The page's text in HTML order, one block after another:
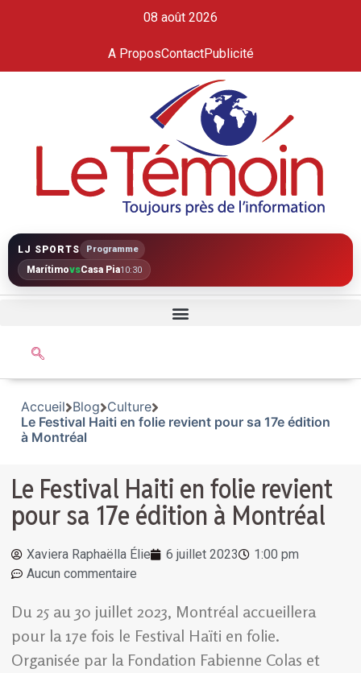
08 août 2026
A ProposContactPublicité
LJ SPORTS Programme
MarítimovsCasa Pia10:30
Accueil Blog Culture
Le Festival Haiti en folie revient pour sa 17e édition
à Montréal
Le Festival Haiti en folie revient
pour sa 17e édition à Montréal
Xaviera Raphaëlla Élie 6 juillet 2023
1:00 pm
Aucun commentaire
Du 25 au 30 juillet 2023, Montréal accueillera
pour la 17e fois le Festival Haïti en folie.
Organisée par la Fondation Fabienne Colas et